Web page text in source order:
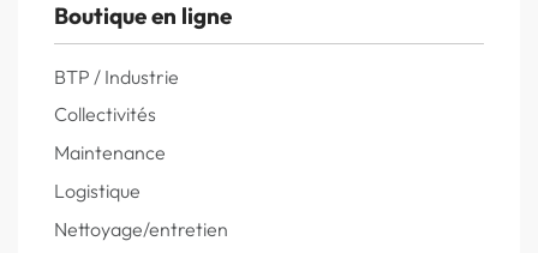
Boutique en ligne
BTP / Industrie
Collectivités
Maintenance
Logistique
Nettoyage/entretien